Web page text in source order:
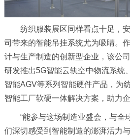
纺织服装展区同样看点十足，安
司带来的智能吊挂系统尤为吸睛。
计与生产制造的创新型企业，该公
研发推出5G智能云轨空中物流系统
智能AGV等系列智能硬件产品，为
智能工厂软硬一体解决方案，助力企
“能参与这场制造业盛会，与全
们深切感受到智能制造的澎湃活力